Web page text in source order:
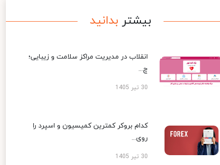
بیشتر بدانید
انقلاب در مدیریت مراکز سلامت و زیبایی؛
چ...
30 تیر 1405
کدام بروکر کمترین کمیسیون و اسپرد را
روی...
30 تیر 1405